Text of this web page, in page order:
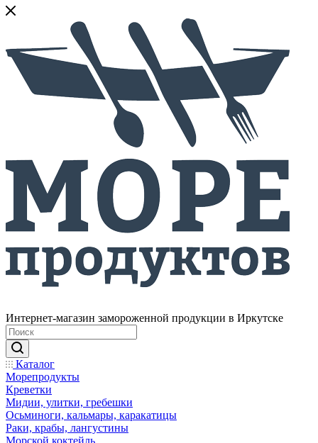
Интернет-магазин замороженной продукции в Иркутске
Каталог
Морепродукты
Креветки
Мидии, улитки, гребешки
Осьминоги, кальмары, каракатицы
Раки, крабы, лангустины
Морской коктейль